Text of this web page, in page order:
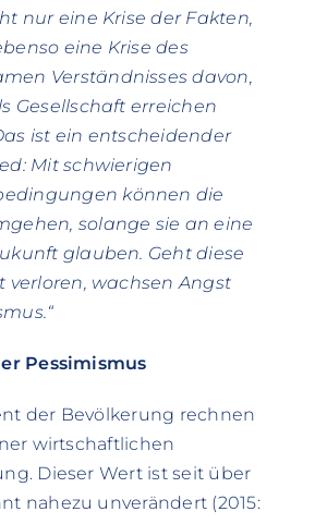
nur eine Krise der Fakten,
eine Krise des
Verständnisses davon,
Gesellschaft erreichen
ist ein entscheidender
Mit schwierigen
können die
solange sie an eine
glauben. Geht diese
verloren, wachsen Angst
Pessimismus
der Bevölkerung rechnen
wirtschaftlichen
Dieser Wert ist seit über
nahezu unverändert (2015: